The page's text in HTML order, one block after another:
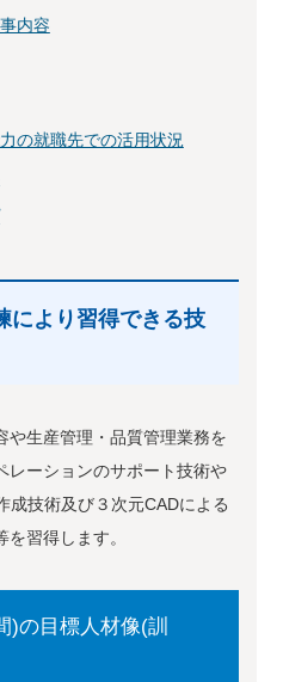
内容
の就職先での活用状況
により習得できる技
や生産管理・品質管理業務を
レーションのサポート技術や
成技術及び３次元CADによる
習得します。
)の目標人材像(訓